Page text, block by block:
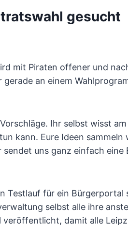
gesucht
mit Piraten offener und
an einem
Ihr selbst wisst
kann. Eure Ideen sammeln
sendet uns ganz einfach eine
Testlauf für ein Bürgerportal
selbst alle ihre
damit alle